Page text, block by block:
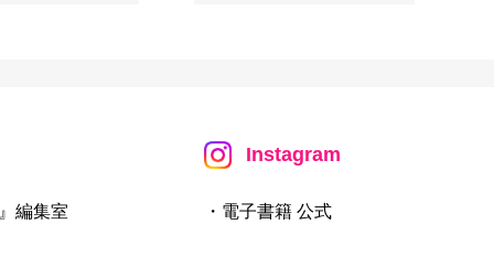
編集室
Instagram
・電子書籍 公式